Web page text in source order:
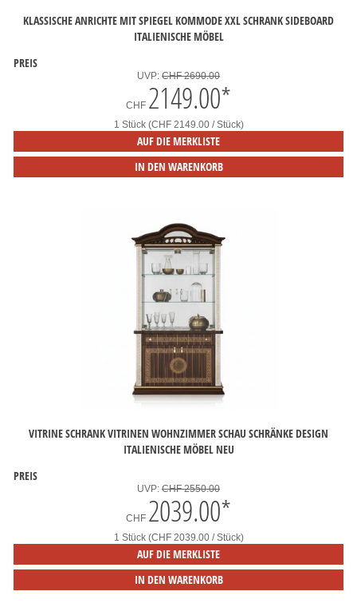
KLASSISCHE ANRICHTE MIT SPIEGEL KOMMODE XXL SCHRANK SIDEBOARD
ITALIENISCHE MÖBEL
PREIS
UVP: CHF 2690.00
CHF 2149.00*
1 Stück (CHF 2149.00 / Stück)
AUF DIE MERKLISTE
IN DEN WARENKORB
VITRINE SCHRANK VITRINEN WOHNZIMMER SCHAU SCHRÄNKE DESIGN
ITALIENISCHE MÖBEL NEU
PREIS
UVP: CHF 2550.00
CHF 2039.00*
1 Stück (CHF 2039.00 / Stück)
AUF DIE MERKLISTE
IN DEN WARENKORB